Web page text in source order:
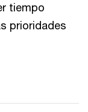
tiempo
prioridades